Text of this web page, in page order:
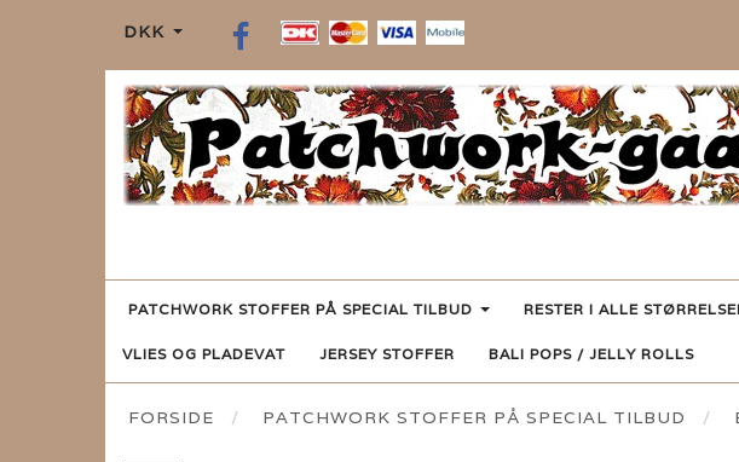
DKK
PATCHWORK STOFFER PÅ SPECIAL TILBUD RESTER I ALLE
VLIES OG PLADEVAT JERSEY STOFFER BALI POPS / JELLY ROLLS
FORSIDE PATCHWORK STOFFER PÅ SPECIAL TILBUD